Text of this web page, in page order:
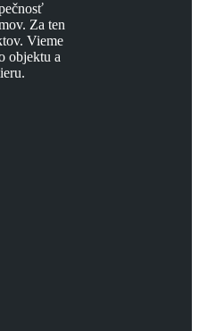
Za ten
Vieme
objektu a